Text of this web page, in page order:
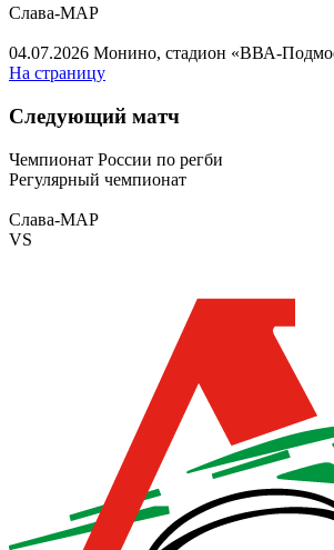
Слава-МАР
04.07.2026 Монино, стадион «ВВА-
На страницу
Следующий матч
Чемпионат России по регби
Регулярный чемпионат
Слава-МАР
VS